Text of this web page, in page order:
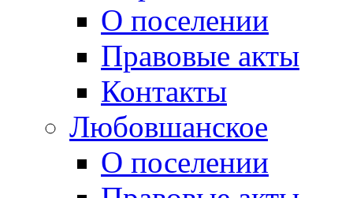
О поселении
Правовые акты
Контакты
Любовшанское
О поселении